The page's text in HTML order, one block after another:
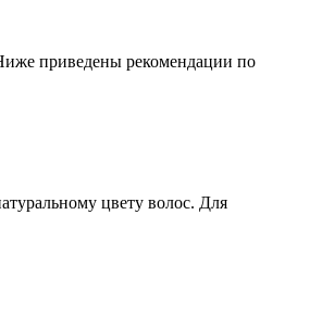
приведены рекомендации по
цвету волос. Для